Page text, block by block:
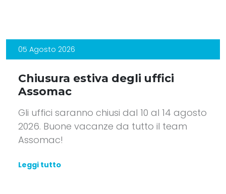
05 Agosto 2026
Chiusura estiva degli uffici
Assomac
Gli uffici saranno chiusi dal 10 al 14 agosto
2026. Buone vacanze da tutto il team
Assomac!
Leggi tutto